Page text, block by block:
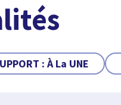
: À La UNE